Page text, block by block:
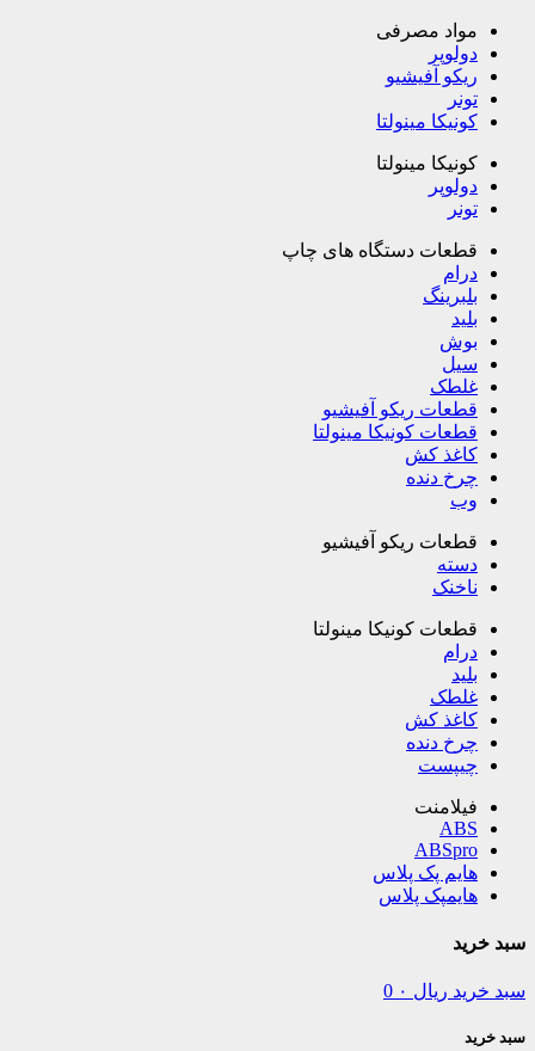
مواد مصرفی
دولوپر
ریکو آفیشیو
تونر
کونیکا مینولتا
کونیکا مینولتا
دولوپر
تونر
قطعات دستگاه های چاپ
درام
بلبرینگ
بلید
بوش
سیل
غلطک
قطعات ریکو آفیشیو
قطعات کونیکا مینولتا
کاغذ کش
چرخ دنده
وب
قطعات ریکو آفیشیو
دسته
ناخنک
قطعات کونیکا مینولتا
درام
بلید
غلطک
کاغذ کش
چرخ دنده
چیپست
فیلامنت
ABS
ABSpro
هایم پک پلاس
هایمپک پلاس
سبد خرید
سبد خرید ریال 0
سبد خرید